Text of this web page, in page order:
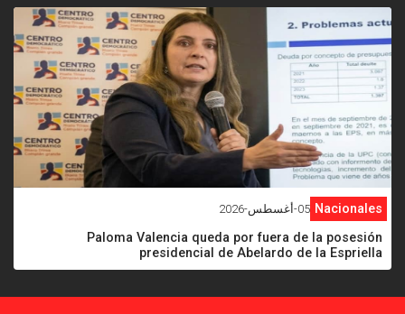
Nacionales 05-أغسطس-2026
Paloma Valencia queda por fuera de la posesión
presidencial de Abelardo de la Espriella